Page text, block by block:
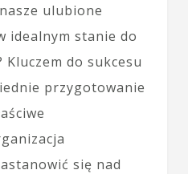
ulubione
idealnym stanie do
do sukcesu
przygotowanie
się nad